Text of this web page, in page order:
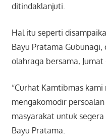
ditindaklanjuti.
Hal itu seperti
Bayu Pratama Gubunagi,
olahraga bersama, Jumat
“Curhat Kamtibmas
mengakomodir
masyarakat untuk
Bayu Pratama.